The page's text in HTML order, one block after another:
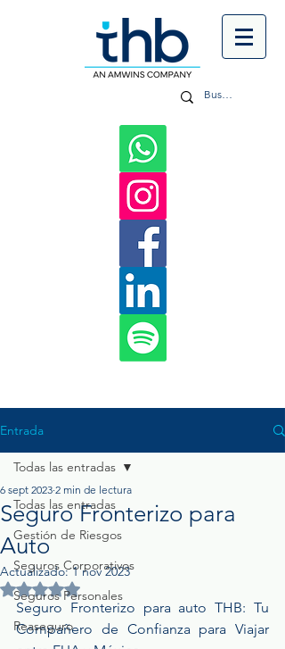
Entrada
Todas las entradas
Gestión de Riesgos
Seguros Corporativos
Seguros Personales
Reaseguro
Todas las entradas
Seguro Fronterizo para
Auto
6 sept 2023 2 min de lectura
Actualizado:1 nov 2023
Obtuvo NaN de 5 estrellas.
Seguro Fronterizo para auto THB: Tu
Compañero de Confianza para Viajar